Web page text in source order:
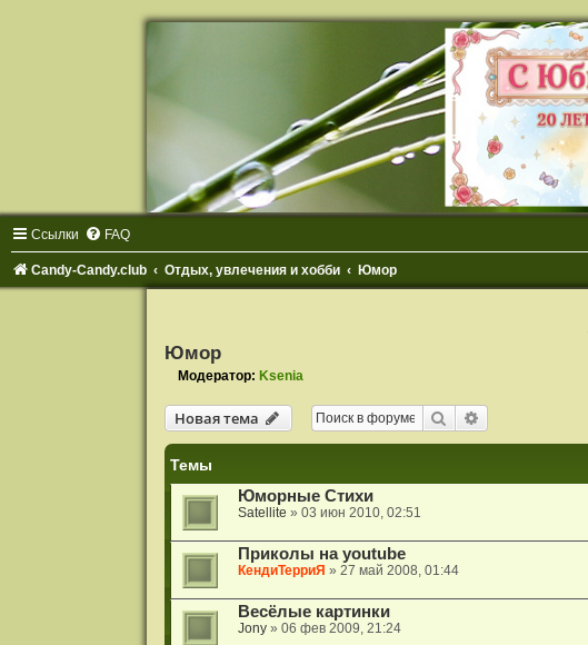
Ссылки FAQ
Candy-Candy.club Отдых, увлечения и хобби Юмор
Юмор
Модератор: Ksenia
Новая тема Поиск
Темы
Юморные Стихи
Satellite » 03 июн 2010, 02:51
Приколы на youtube
КендиТерриЯ » 27 май 2008, 01:44
Весёлые картинки
Jony» 06 фев 2009, 21:24